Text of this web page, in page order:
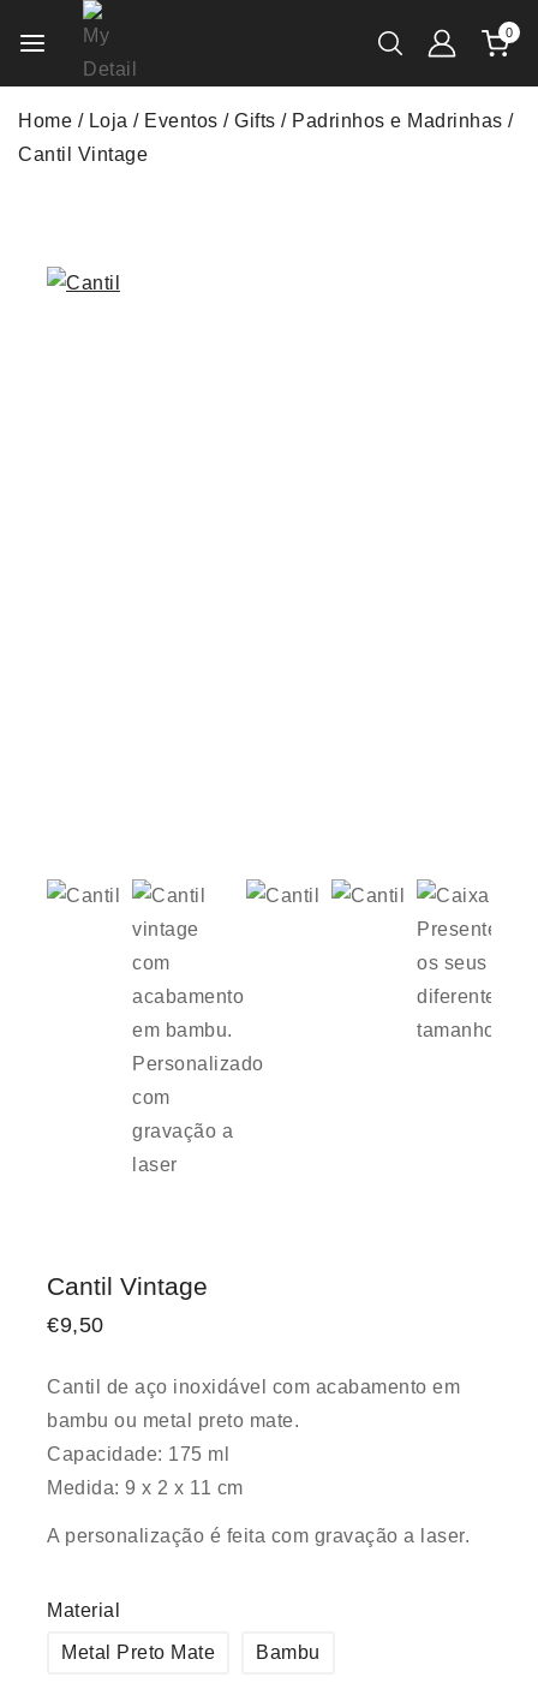
0
Home / Loja / Eventos / Gifts / Padrinhos e Madrinhas /
Cantil Vintage
Cantil Vintage
€9,50
Cantil de aço inoxidável com acabamento em
bambu ou metal preto mate.
Capacidade: 175 ml
Medida: 9 x 2 x 11 cm
A personalização é feita com gravação a laser.
Material
Metal Preto Mate Bambu